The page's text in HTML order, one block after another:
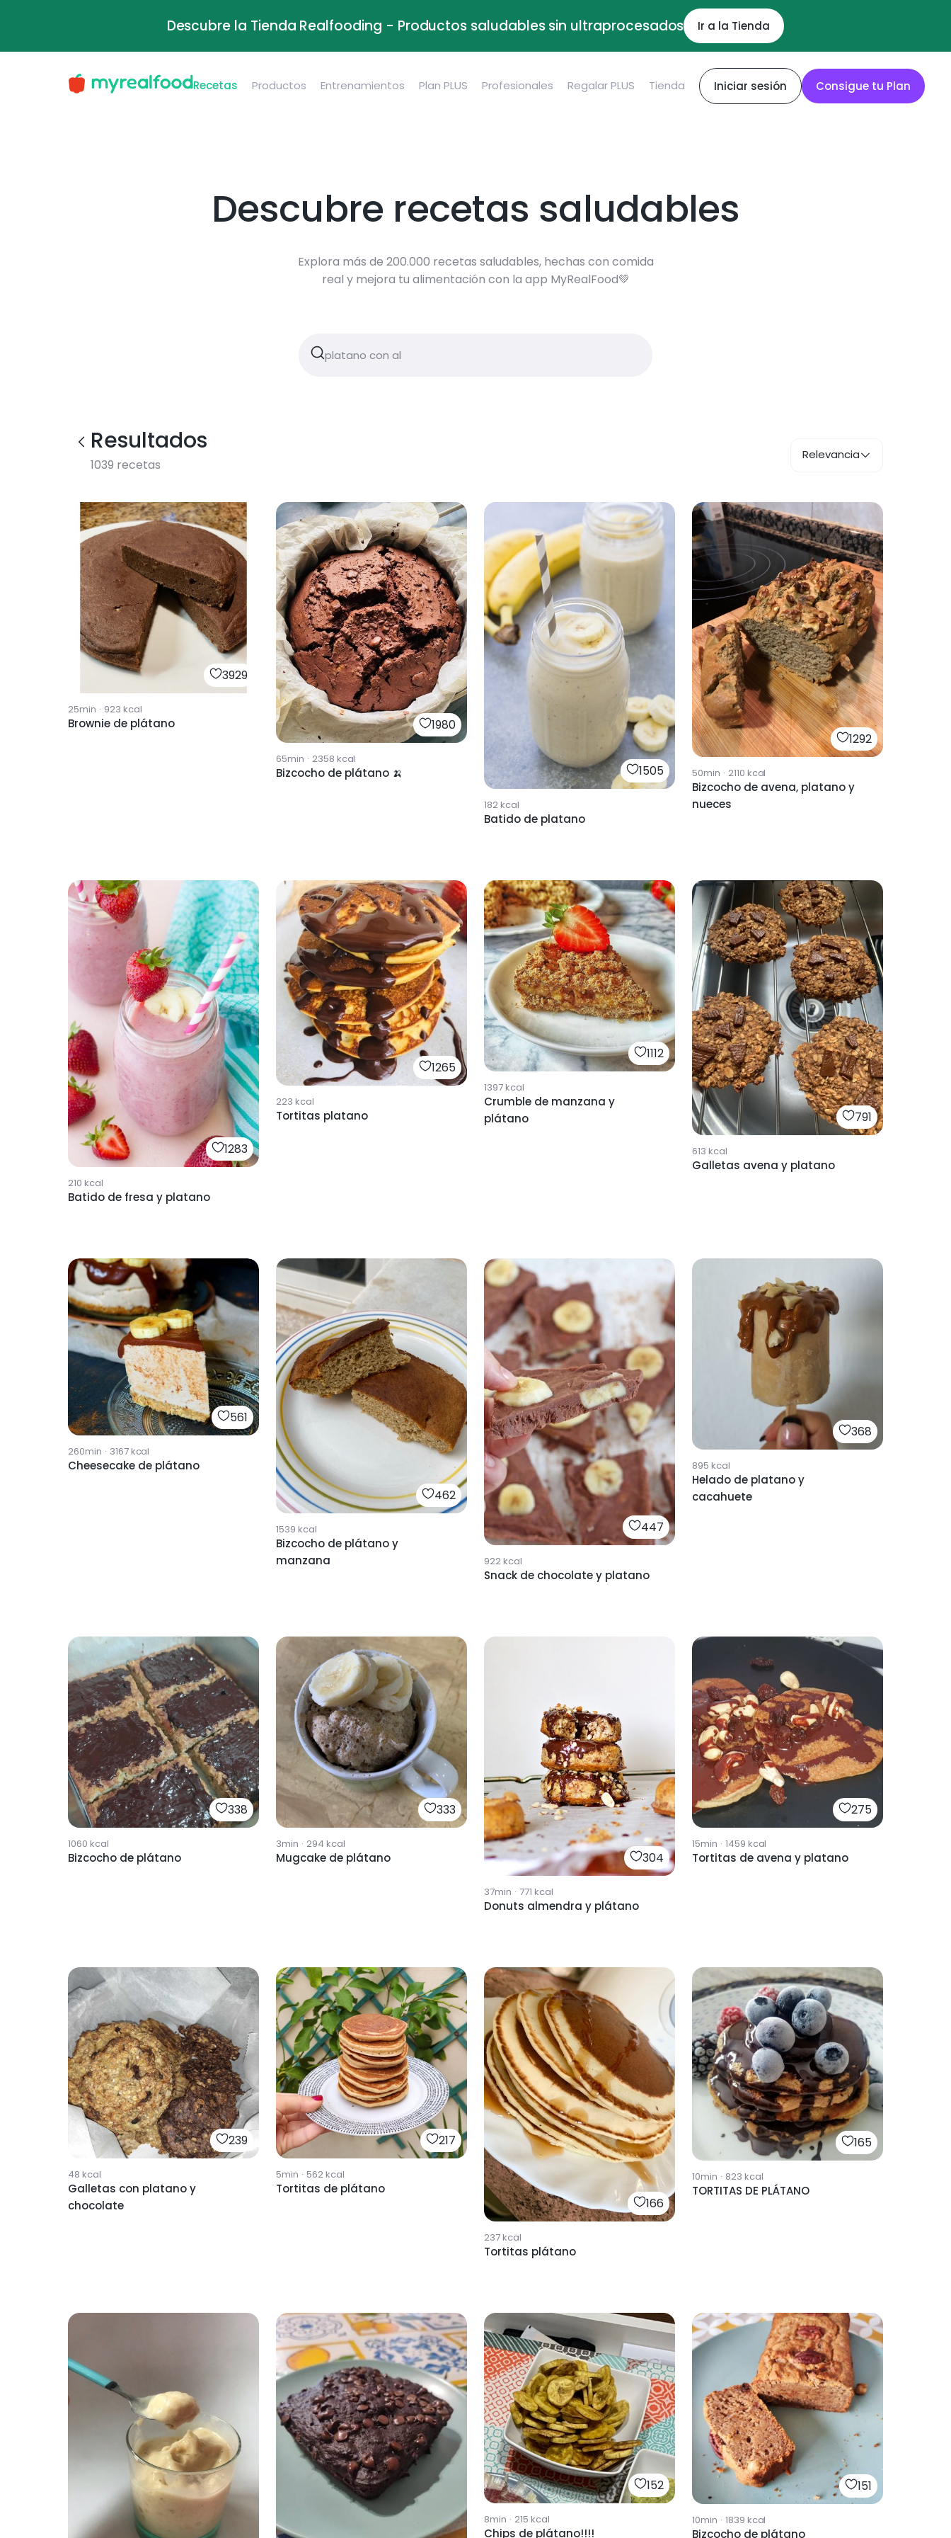
Descubre la Tienda Realfooding - Productos saludables sin ultraprocesados Ir a la Tienda
Recetas Productos Entrenamientos Plan PLUS Profesionales Regalar PLUS Tienda Iniciar sesión Consigue tu Plan
Descubre recetas saludables
Explora más de 200.000 recetas saludables, hechas con comida
real y mejora tu alimentación con la app MyRealFood💚
Resultados
1039 recetas
Relevancia
3929
25min · 923 kcal
Brownie de plátano 1980
65min · 2358 kcal
Bizcocho de plátano 🍌 1505
182kcal
Batido de platano
1292
50min · 2110 kcal
Bizcocho de avena, platano y
nueces
1283
210 kcal
Batido de fresa y platano
1265
223 kcal
Tortitas platano
1112
1397kcal
Crumble de manzana y
plátano
791
613 kcal
Galletas avena y platano
561
260min · 3167kcal
Cheesecake de plátano
462
1539 kcal
Bizcocho de plátano y
manzana
447
922kcal
Snack de chocolate y platano
368
895 kcal
Helado de platano y
cacahuete
338
1060 kcal
Bizcocho de plátano
333
3min · 294 kcal
Mugcake de plátano 304
37min · 771 kcal
Donuts almendra y plátano
275
15min · 1459 kcal
Tortitas de avena y platano
239
48 kcal
Galletas con platano y
chocolate
217
5min · 562kcal
Tortitas de plátano
166
237kcal
Tortitas plátano
165
10min · 823 kcal
TORTITAS DE PLÁTANO
152
8min · 215 kcal
Chips de plátano!!!!
151
10min · 1839 kcal
Bizcocho de plátano